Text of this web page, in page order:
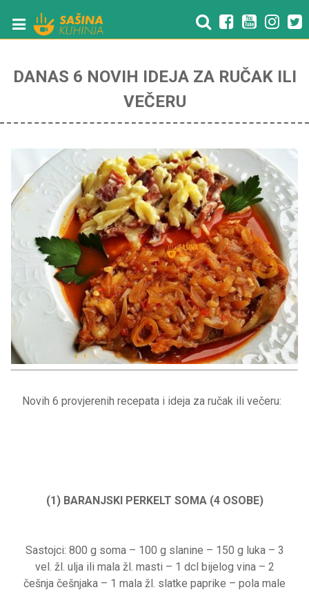
DANAS 6 NOVIH IDEJA ZA RUČAK ILI
VEČERU
Novih 6 provjerenih recepata i ideja za ručak ili večeru:
(1) BARANJSKI PERKELT SOMA (4 OSOBE)
Sastojci: 800 g soma – 100 g slanine – 150 g luka – 3
vel. žl. ulja ili mala žl. masti – 1 dcl bijelog vina – 2
češnja češnjaka – 1 mala žl. slatke paprike – pola male